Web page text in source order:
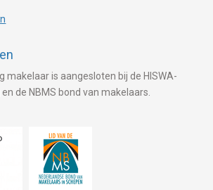
makelaar is aangesloten bij de HISWA-
en de NBMS bond van makelaars.